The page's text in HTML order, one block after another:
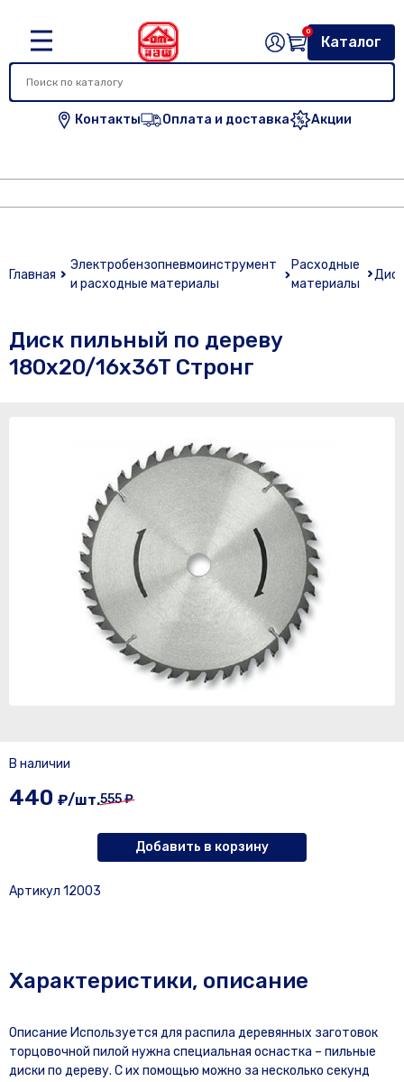
Контакты Оплата и доставка Акции
Каталог
0
Главная
Электробензопневмоинструмент
и расходные материалы
Расходные
материалы
Диск пильный по дереву
180х20/16x36T Стронг
В наличии
440 ₽/шт.555 ₽
Добавить в корзину
Артикул 12003
Характеристики, описание
Описание Используется для распила деревянных заготовок
торцовочной пилой нужна специальная оснастка – пильные
диски по дереву. С их помощью можно за несколько секунд